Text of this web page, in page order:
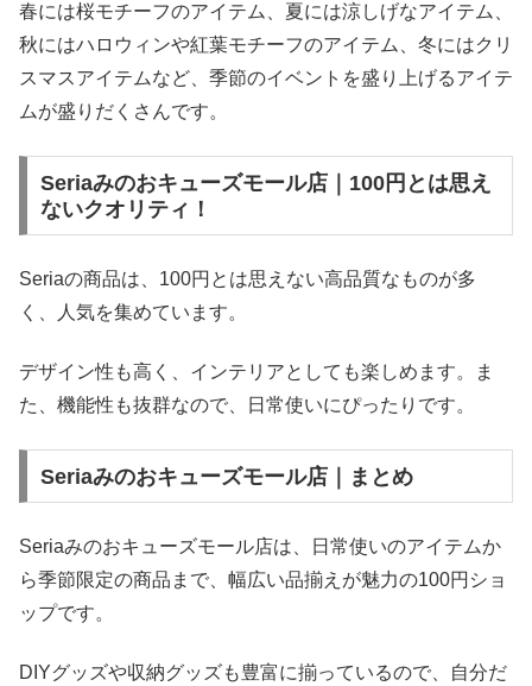
春には桜モチーフのアイテム、夏には涼しげなアイテム、
秋にはハロウィンや紅葉モチーフのアイテム、冬にはクリ
スマスアイテムなど、季節のイベントを盛り上げるアイテ
ムが盛りだくさんです。
Seriaみのおキューズモール店｜100円とは思え
ないクオリティ！
Seriaの商品は、100円とは思えない高品質なものが多
く、人気を集めています。
デザイン性も高く、インテリアとしても楽しめます。ま
た、機能性も抜群なので、日常使いにぴったりです。
Seriaみのおキューズモール店｜まとめ
Seriaみのおキューズモール店は、日常使いのアイテムか
ら季節限定の商品まで、幅広い品揃えが魅力の100円ショ
ップです。
DIYグッズや収納グッズも豊富に揃っているので、自分だ